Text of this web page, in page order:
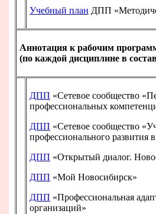
Учебный план ДПП
Аннотация к рабочим
(по каждой дисциплине в
ДПП «Сетевое сообщество
профессиональных
ДПП «Сетевое сообщество
профессионального
ДПП «Открытый диалог.
ДПП «Мой Новосибирск»
ДПП «Профессиональная
организаций»